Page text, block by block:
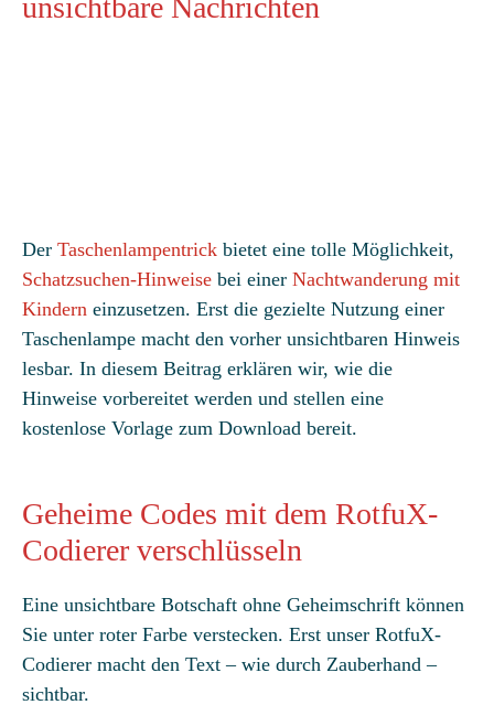
unsichtbare Nachrichten
Der Taschenlampentrick bietet eine tolle Möglichkeit,
Schatzsuchen-Hinweise bei einer Nachtwanderung mit
Kindern einzusetzen. Erst die gezielte Nutzung einer
Taschenlampe macht den vorher unsichtbaren Hinweis
lesbar. In diesem Beitrag erklären wir, wie die
Hinweise vorbereitet werden und stellen eine
kostenlose Vorlage zum Download bereit.
Geheime Codes mit dem RotfuX-
Codierer verschlüsseln
Eine unsichtbare Botschaft ohne Geheimschrift können
Sie unter roter Farbe verstecken. Erst unser RotfuX-
Codierer macht den Text – wie durch Zauberhand –
sichtbar.